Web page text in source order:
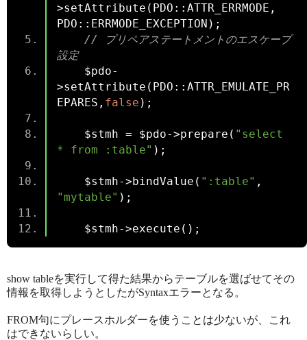
>setAttribute ( PDO :: ATTR_ERRMODE ,
PDO :: ERRMODE_EXCEPTION );
// プリペアステートメントのエスケープ
設定
    $pdo
-
>setAttribute ( PDO :: ATTR_EMULATE_PR
EPARES , false );
    $stmh
= $pdo->prepare ( "select
* from :table" );
    $stmh
->bindValue ( ":table" ,
"mytable" );
    $stmh
->execute ();
show tableを実行して得た結果からテーブルを選ばせてその
情報を取得しようとしたがSyntaxエラーとなる。
FROM句にプレースホルダーを使うことは少ないが、これ
はできないらしい。